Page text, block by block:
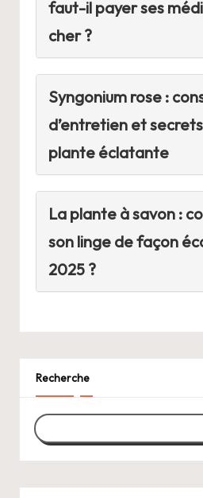
faut-il payer ses
cher ?
Syngonium rose :
d’entretien et
plante éclatante
La plante à savon :
son linge de façon
2025 ?
Recherche